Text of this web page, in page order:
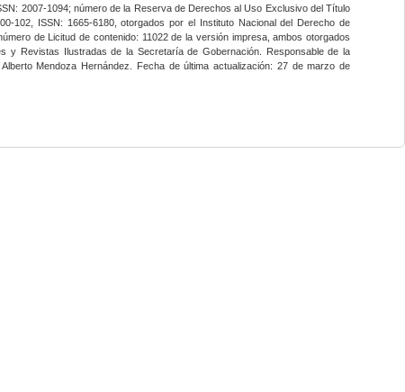
2007-1094; número de la Reserva de Derechos al Uso Exclusivo del Título
102, ISSN: 1665-6180, otorgados por el Instituto Nacional del Derecho de
de Licitud de contenido: 11022 de la versión impresa, ambos otorgados
y Revistas Ilustradas de la Secretaría de Gobernación. Responsable de la
Mendoza Hernández. Fecha de última actualización: 27 de marzo de